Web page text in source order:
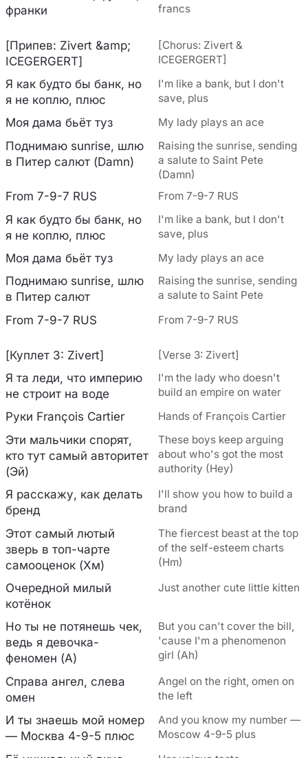
франки
francs
[Припев: Zivert &amp;
ICEGERGERT]
[Chorus: Zivert &
ICEGERGERT]
Я как будто бы банк, но
я не коплю, плюс
I'm like a bank, but I don't
save, plus
Моя дама бьёт туз My lady plays an ace
Поднимаю sunrise, шлю
в Питер салют (Damn)
Raising the sunrise, sending
a salute to Saint Pete
(Damn)
From 7-9-7 RUS From 7-9-7 RUS
Я как будто бы банк, но
я не коплю, плюс
I'm like a bank, but I don't
save, plus
Моя дама бьёт туз My lady plays an ace
Поднимаю sunrise, шлю
в Питер салют
Raising the sunrise, sending
a salute to Saint Pete
From 7-9-7 RUS From 7-9-7 RUS
[Куплет 3: Zivert] [Verse 3: Zivert]
Я та леди, что империю
не строит на воде
I'm the lady who doesn't
build an empire on water
Руки François Cartier Hands of François Cartier
Эти мальчики спорят,
кто тут самый авторитет
(Эй)
These boys keep arguing
about who's got the most
authority (Hey)
Я расскажу, как делать
бренд
I'll show you how to build a
brand
Этот самый лютый
зверь в топ-чарте
самооценок (Хм)
The fiercest beast at the top
of the self-esteem charts
(Hm)
Очередной милый
котёнок
Just another cute little kitten
Но ты не потянешь чек,
ведь я девочка-
феномен (А)
But you can't cover the bill,
'cause I'm a phenomenon
girl (Ah)
Справа ангел, слева
омен
Angel on the right, omen on
the left
И ты знаешь мой номер
— Москва 4-9-5 плюс
And you know my number —
Moscow 4-9-5 plus